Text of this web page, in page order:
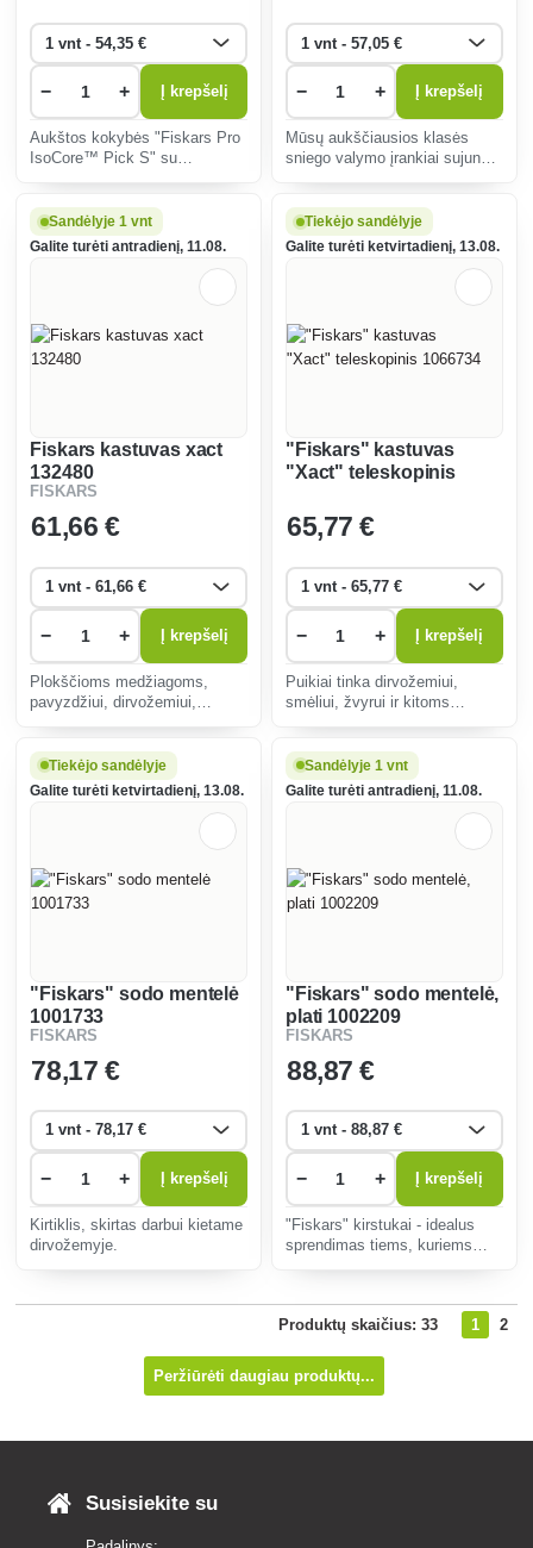
− + Į krepšelį
Aukštos kokybės "Fiskars Pro
IsoCore™ Pick S" su
mažiau smūgių ir vibracijos nei
medinės rankenos.
− + Į krepšelį
Mūsų aukščiausios klasės
sniego valymo įrankiai sujungia
patvarumu.
Sandėlyje 1 vnt
Galite turėti antradienį, 11.08.
Fiskars kastuvas xact
132480
FISKARS
61,66 €
− + Į krepšelį
Plokščioms medžiagoms,
pavyzdžiui, dirvožemiui,
plačiais ašmenimis.
Tiekėjo sandėlyje
Galite turėti ketvirtadienį, 13.08.
"Fiskars" kastuvas
"Xact" teleskopinis
65,77 €
− + Į krepšelį
Puikiai tinka dirvožemiui,
smėliui, žvyrui ir kitoms
Tiekėjo sandėlyje
Galite turėti ketvirtadienį, 13.08.
"Fiskars" sodo mentelė
1001733
FISKARS
78,17 €
− + Į krepšelį
Kirtiklis, skirtas darbui kietame
dirvožemyje.
Sandėlyje 1 vnt
Galite turėti antradienį, 11.08.
"Fiskars" sodo mentelė,
plati 1002209
FISKARS
88,87 €
− + Į krepšelį
"Fiskars" kirstukai - idealus
sprendimas tiems, kuriems
pavyzdžiui, pašalinti
nepageidaujamą kelmą.
Produktų skaičius: 33 1 2
Peržiūrėti daugiau produktų...
Susisiekite su